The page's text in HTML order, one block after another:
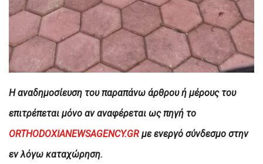
H αναδημοσίευση του παραπάνω άρθρου ή μέρους του
επιτρέπεται μόνο αν αναφέρεται ως πηγή το
ORTHODOXIANEWSAGENCY.GR με ενεργό σύνδεσμο στην
εν λόγω καταχώρηση.